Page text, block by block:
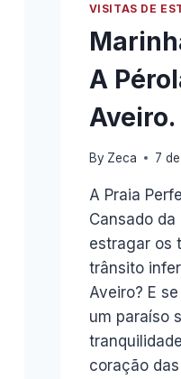
VISITAS DE
A
Aveiro.
By Zeca 7
A Praia
Cansado
estragar os
trânsito
Aveiro? E
um paraíso
coração